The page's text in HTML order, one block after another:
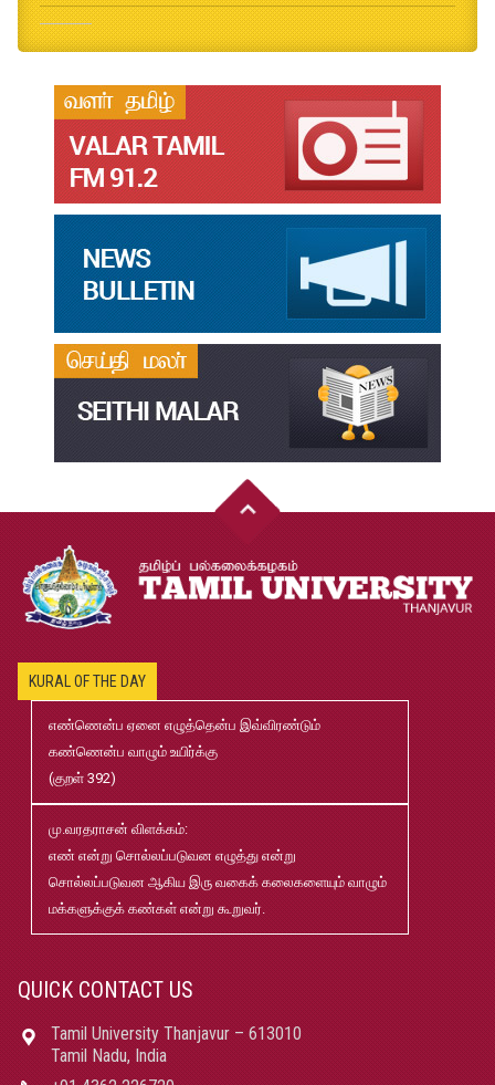
Jul
31
தமிழ்க்கலை – தமிழியல் காலாண்டு ஆய்விதழ் - 2026
Jul
31
தமிழ்க்கலை – தமிழியல் காலாண்டு ஆய்விதழ் – 2025
Jul
31
தமிழ்க்கலை – தமிழியல் காலாண்டு ஆய்விதழ் – 2024
Jul
31
தமிழ்க்கலை – தமிழியல் காலாண்டு ஆய்விதழ் – 2023
Jul தமிழ்க்கலை – தமிழியல் காலாண்டு ஆய்விதழ் – 2022
இளங்கலை முதுகலை தேர்வு முடிவுகள் 2026
Jul
20
முதுநிலை-பட்டயம்-தேர்வு-முடிவுகள்-மே2026
Jul
20
முனைவர்பட்டப்-பயிற்சிப்-பணித்-தேர்வு-முடிவுகள்-மே2026
Jun
02
2026-2027 B.Ed., M.Ed., Application
Jun
02
B.Ed and M.Ed Admission Prospectus 2026-27
May
22
மரங்கள் ஏலம் விடுதல்
May
15
Robert-Caldwell-Chair-Fellowship-Temporary-Basis
May
08
தமிழ்ப் பல்கலைக்கழகம்-2026-27 சேர்க்கை விவரக் கையேடு
KURAL OF THE DAY
எண்ணென்ப ஏனை எழுத்தென்ப இவ்விரண்டும்
கண்ணென்ப வாழும் உயிர்க்கு
(குறள் 392)
மு.வரதராசன் விளக்கம்:
எண் என்று சொல்லப்படுவன எழுத்து என்று
சொல்லப்படுவன ஆகிய இரு வகைக் கலைகளையும் வாழும்
மக்களுக்குக் கண்கள் என்று கூறுவர்.
QUICK CONTACT US
Tamil University Thanjavur – 613010
Tamil Nadu, India